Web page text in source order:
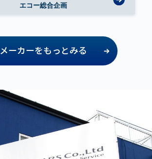
エコー総合企画
メーカーをもっとみる